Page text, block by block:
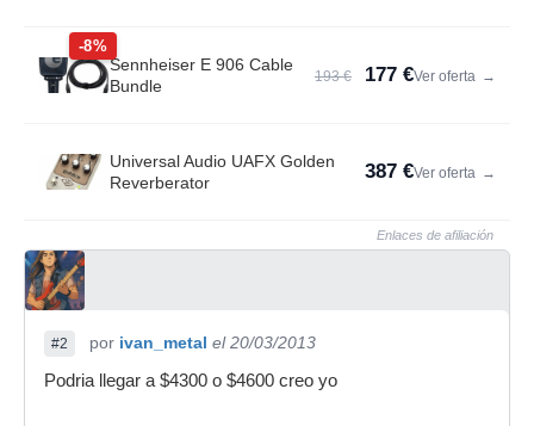
-8%
Sennheiser E 906 Cable
Bundle
193 € 177 €Ver oferta →
Universal Audio UAFX Golden
Reverberator
387 €Ver oferta →
Enlaces de afiliación
#2 por ivan_metal el 20/03/2013
Podria llegar a $4300 o $4600 creo yo